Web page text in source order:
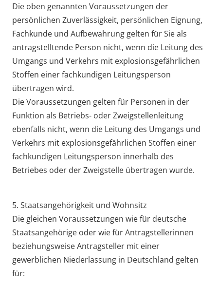
Die oben genannten Voraussetzungen der
persönlichen Zuverlässigkeit, persönlichen Eignung,
Fachkunde und Aufbewahrunggelten für Sie als
antragstelltende Person nicht, wenn die Leitung des
Umgangs und Verkehrs mit explosionsgefährlichen
Stoffen einer fachkundigen Leitungsperson
übertragen wird.
Die Voraussetzungen gelten für Personen in der
Funktion als Betriebs- oder Zweigstellenleitung
ebenfalls nicht, wenn die Leitung des Umgangs und
Verkehrs mit explosionsgefährlichen Stoffen einer
fachkundigen Leitungsperson innerhalb des
Betriebes oder der Zweigstelle übertragen wurde.
5. Staatsangehörigkeit und Wohnsitz
Die gleichen Voraussetzungen wie für deutsche
Staatsangehörige oder wie für Antragstellerinnen
beziehungsweise Antragsteller mit einer
gewerblichen Niederlassung in Deutschland gelten
für: